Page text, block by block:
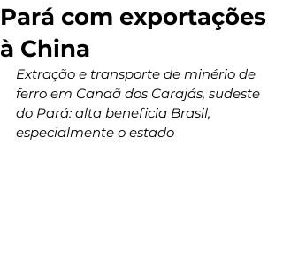
Pará com exportações
à China
Extração e transporte de minério de
ferro em Canaã dos Carajás, sudeste
do Pará: alta beneficia Brasil,
especialmente o estado